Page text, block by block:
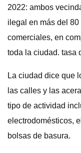
2022: ambos
ilegal en más del
comerciales, en
toda la ciudad. tasa
La ciudad dice que
las calles y las
tipo de actividad
electrodomésticos,
bolsas de basura.